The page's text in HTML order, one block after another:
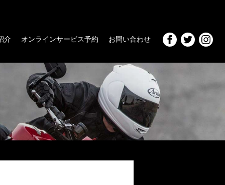
介 オンラインサービス予約 お問い合わせ